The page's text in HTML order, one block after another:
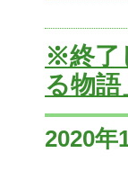
※終了
る物語
2020年